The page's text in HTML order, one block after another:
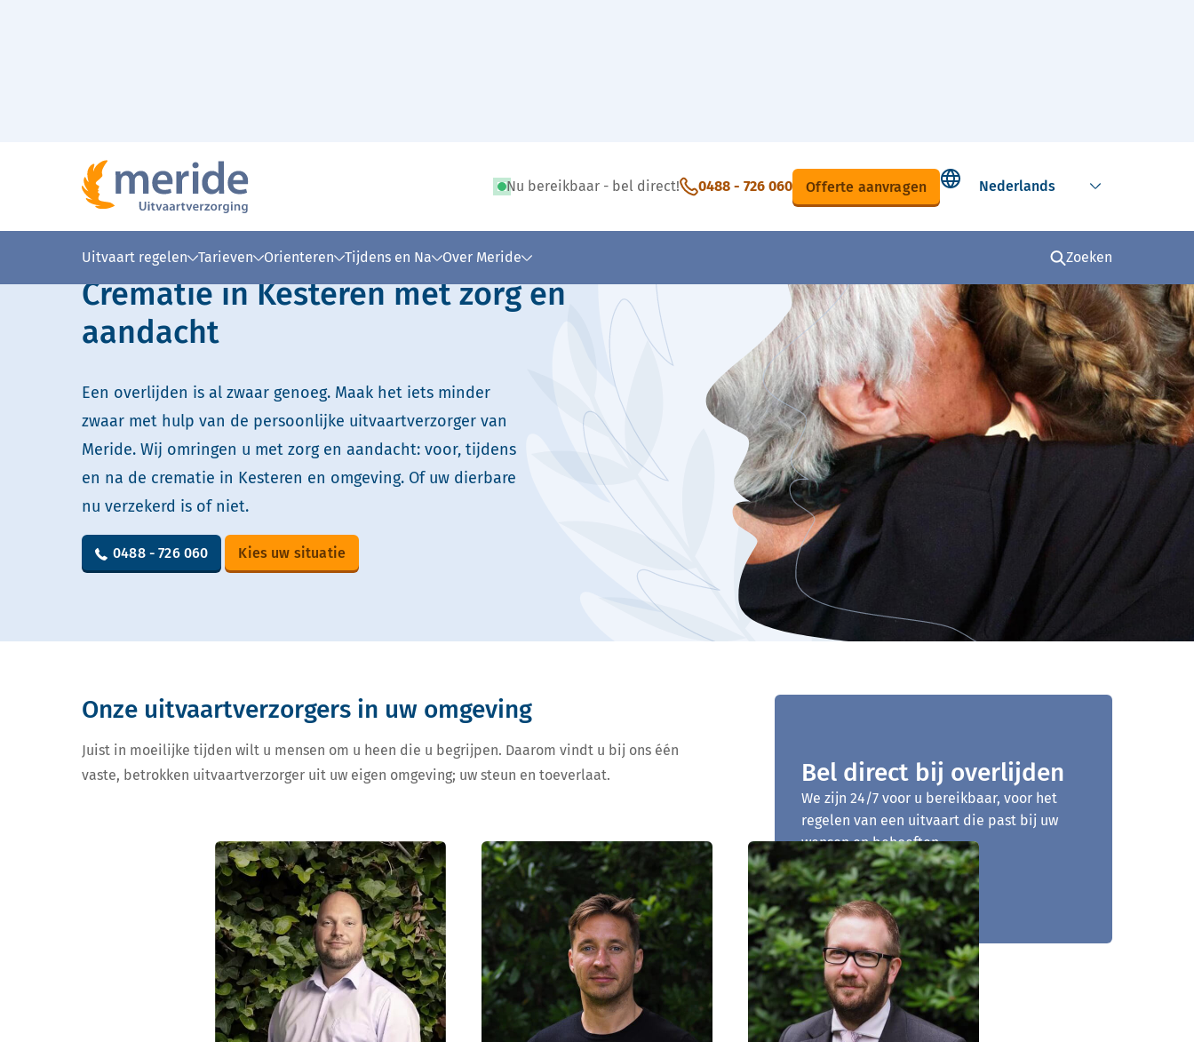
Nu bereikbaar - bel direct! 0488 - 726 060 Offerte aanvragen
Select language
Uitvaart regelen Tarieven Orienteren Tijdens en Na Over Meride Zoeken
Lees voor Uitleg woorden Simpele tekst
Crematie in Kesteren met zorg en
aandacht
Een overlijden is al zwaar genoeg. Maak het iets minder
zwaar met hulp van de persoonlijke uitvaartverzorger van
Meride. Wij omringen u met zorg en aandacht: voor, tijdens
en na de crematie in Kesteren en omgeving. Of uw dierbare
nu verzekerd is of niet.
0488 - 726 060 Kies uw situatie
Bel direct bij overlijden
We zijn 24/7 voor u bereikbaar, voor het
regelen van een uitvaart die past bij uw
wensen en behoeften.
0488 - 726 060
Onze uitvaartverzorgers in uw omgeving
Juist in moeilijke tijden wilt u mensen om u heen die u begrijpen. Daarom vindt u bij ons één
vaste, betrokken uitvaartverzorger uit uw eigen omgeving; uw steun en toeverlaat.